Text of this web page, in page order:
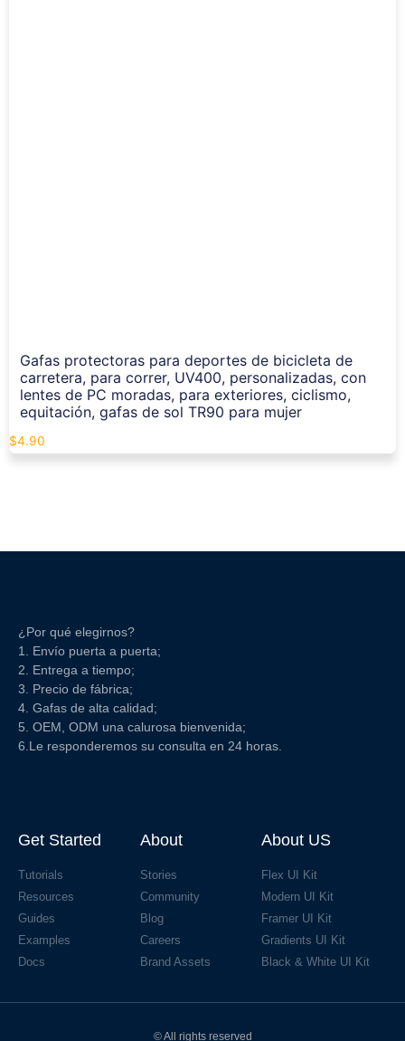
Gafas protectoras para deportes de bicicleta de
carretera, para correr, UV400, personalizadas, con
lentes de PC moradas, para exteriores, ciclismo,
equitación, gafas de sol TR90 para mujer
$4.90
¿Por qué elegirnos?
1. Envío puerta a puerta;
2. Entrega a tiempo;
3. Precio de fábrica;
4. Gafas de alta calidad;
5. OEM, ODM una calurosa bienvenida;
6.Le responderemos su consulta en 24 horas.
Get Started
Tutorials
Resources
Guides
Examples
Docs
About
Stories
Community
Blog
Careers
Brand Assets
About US
Flex UI Kit
Modern UI Kit
Framer UI Kit
Gradients UI Kit
Black & White UI Kit
© All rights reserved